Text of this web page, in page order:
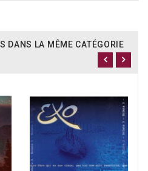
DANS LA MÊME CATÉGORIE